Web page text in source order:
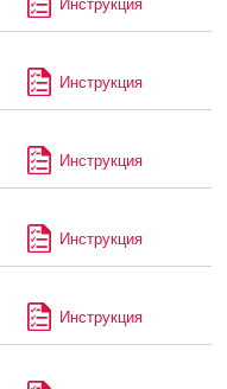
Инструкция
Инструкция
Инструкция
Инструкция
Инструкция